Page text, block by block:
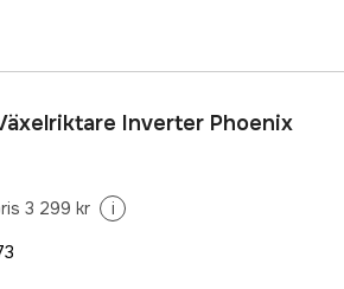
Inverter Phoenix
3 299 kr i